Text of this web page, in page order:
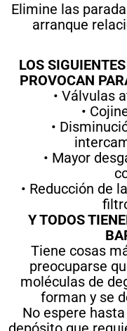
Elimine las
arranque
LOS
PROVOCAN
• Válvulas
•
•
• Mayor
• Reducción de
Y TODOS
Tiene cosas
preocuparse
moléculas de
forman y se
No espere